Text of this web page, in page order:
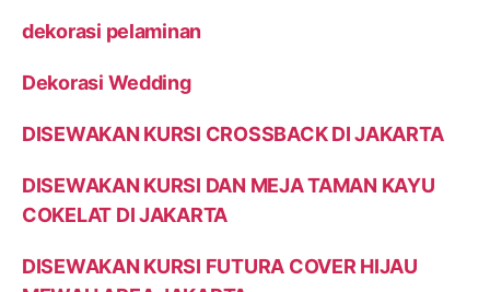
dekorasi pelaminan
Dekorasi Wedding
DISEWAKAN KURSI CROSSBACK DI JAKARTA
DISEWAKAN KURSI DAN MEJA TAMAN KAYU
COKELAT DI JAKARTA
DISEWAKAN KURSI FUTURA COVER HIJAU